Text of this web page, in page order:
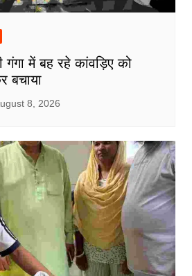
में बह रहे कांवड़िए को
बचाया
8, 2026